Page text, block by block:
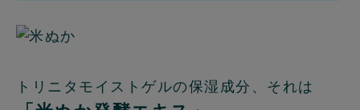
トリニタモイストゲルの保湿成分、それは